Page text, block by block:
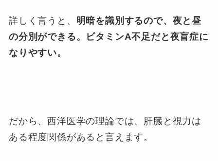
詳しく言うと、 明暗を識別するので、夜と昼
の分別ができる。ビタミンA不足だと夜盲症に
なりやすい。
だから、西洋医学の理論では、肝臓と視力は
ある程度関係があると言えます。